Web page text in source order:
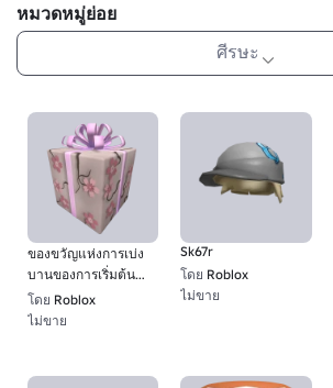
หมวดหมู่ย่อย
ศีรษะ
ของขวัญแห่งการเบ่ง
บานของการเริ่มต้น
ใหม่
โดย Roblox
ไม่ขาย
Sk67r
โดย Roblox
ไม่ขาย